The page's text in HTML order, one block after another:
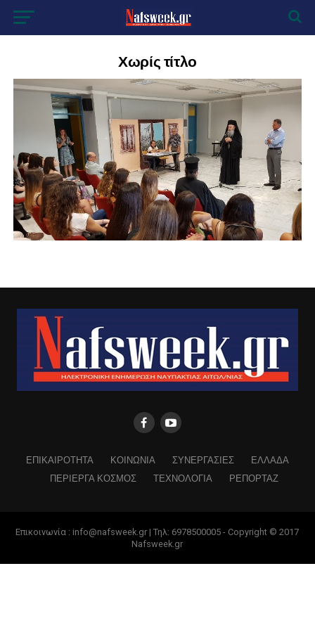
Χωρίς τίτλο
ΕΠΙΚΑΙΡΟΤΗΤΑ ΚΟΙΝΩΝΙΑ ΣΥΝΕΡΓΑΣΙΕΣ
ΕΛΛΑΔΑ
ΠΕΡΙΕΡΓΑ ΚΟΣΜΟΣ
ΤΕΧΝΟΛΟΓΙΑ ΡΕΠΟΡΤΑΖ
Επικοινωνία : info@nafsweek.gr | Τηλ: 6978500005 - Copyright © 2017
Nafsweek.gr